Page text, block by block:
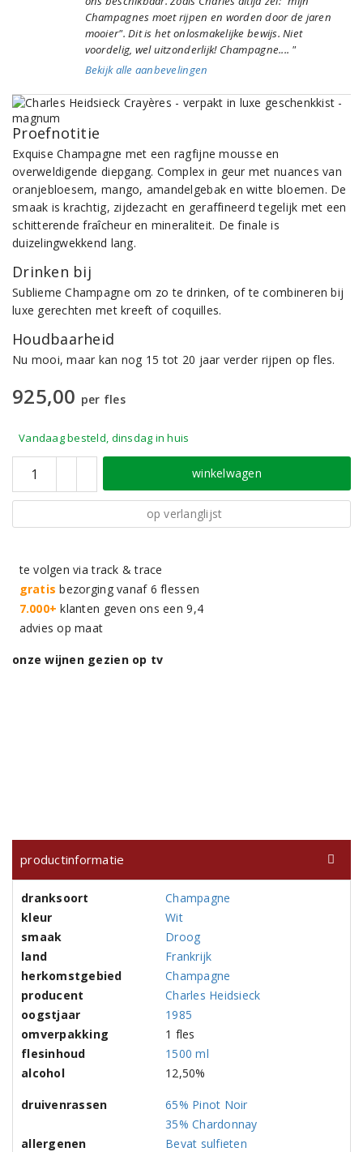
Champagnes moet rijpen en worden door de jaren
mooier". Dit is het onlosmakelijke bewijs. Niet
voordelig, wel uitzonderlijk! Champagne.... "
Bekijk alle aanbevelingen
Proefnotitie
Exquise Champagne met een ragfijne mousse en
overweldigende diepgang. Complex in geur met nuances van
oranjebloesem, mango, amandelgebak en witte bloemen. De
smaak is krachtig, zijdezacht en geraffineerd tegelijk met een
schitterende fraîcheur en mineraliteit. De finale is
duizelingwekkend lang.
Drinken bij
Sublieme Champagne om zo te drinken, of te combineren bij
luxe gerechten met kreeft of coquilles.
Houdbaarheid
Nu mooi, maar kan nog 15 tot 20 jaar verder rijpen op fles.
925,00 per fles
Vandaag besteld, dinsdag in huis
winkelwagen
op verlanglijst
te volgen via track & trace
gratis bezorging vanaf 6 flessen
7.000+ klanten geven ons een 9,4
advies op maat
onze wijnen gezien op tv
productinformatie
dranksoort
Champagne
kleur
Wit
smaak
Droog
land
Frankrijk
herkomstgebied
Champagne
producent
Charles Heidsieck
oogstjaar
1985
omverpakking
1 fles
flesinhoud
1500 ml
alcohol
12,50%
druivenrassen
65% Pinot Noir
35% Chardonnay
allergenen
Bevat sulfieten